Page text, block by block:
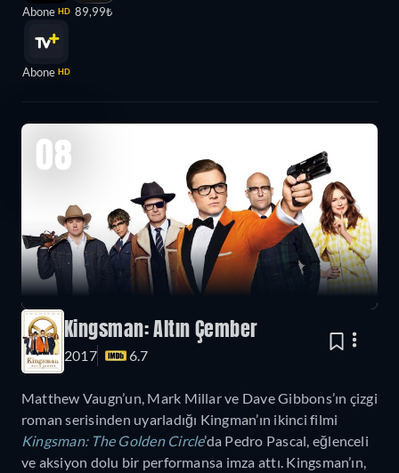
Abone HD
Abone HD
89,99₺
08
Kingsman: Altın Çember
2017 6.7
Matthew Vaugn’un, Mark Millar ve Dave Gibbons’ın çizgi
roman serisinden uyarladığı Kingman’ın ikinci filmi
Kingsman: The Golden Circle’da Pedro Pascal, eğlenceli
ve aksiyon dolu bir performansa imza attı. Kingsman’ın,